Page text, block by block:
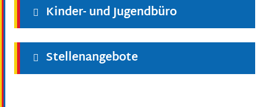
Kinder- und Jugendbüro
Stellenangebote